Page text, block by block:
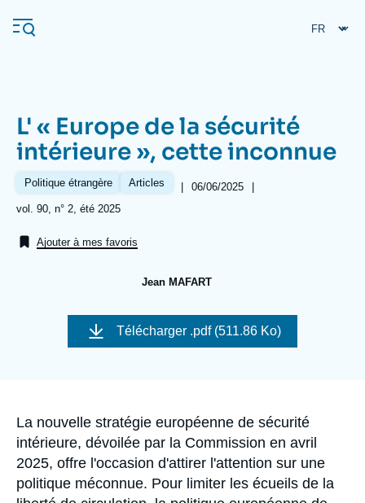
au
contenu
Navigation
principale
L'Ifri
Analyses
L' « Europe de la sécurité
intérieure », cette inconnue
Politique étrangère Articles |
Date
06/06/2025
|
Références
vol. 90, n° 2, été 2025
Ajouter à mes favoris
Jean MAFART
Image
couverture
Télécharger .pdf (511.86 Ko)
Accroche
La nouvelle stratégie européenne de sécurité
intérieure, dévoilée par la Commission en avril
2025, offre l'occasion d'attirer l'attention sur une
politique méconnue. Pour limiter les écueils de la